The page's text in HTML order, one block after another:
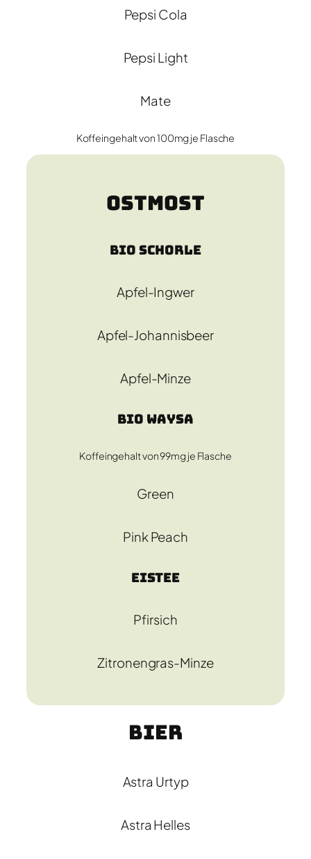
Pepsi Cola
Pepsi Light
Mate
Koffeingehalt von 100mg je Flasche
Ostmost
Bio Schorle
Apfel-Ingwer
Apfel-Johannisbeer
Apfel-Minze
Bio WAYSA
Koffeingehalt von 99mg je Flasche
Green
Pink Peach
Eistee
Pfirsich
Zitronengras-Minze
Bier
Astra Urtyp
Astra Helles